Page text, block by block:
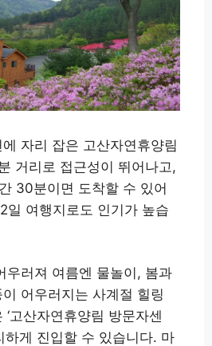
자리 잡은 고산자연휴양림
거리로 접근성이 뛰어나고,
30분이면 도착할 수 있어
일 여행지로도 인기가 높습
우러져 여름엔 물놀이, 봄과
어우러지는 사계절 힐링
고산자연휴양림 방문자센
하게 진입할 수 있습니다. 마